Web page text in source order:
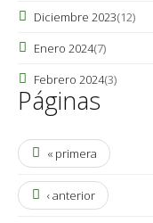
Diciembre 2023(12)
Enero 2024(7)
Febrero 2024(3)
Páginas
« primera
‹ anterior